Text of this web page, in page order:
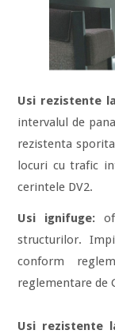
Usi rezistente
intervalul de
rezistenta
locuri cu trafic
cerintele DV2.
Usi ignifuge:
structurilor.
conform
reglementare de
Usi rezistente